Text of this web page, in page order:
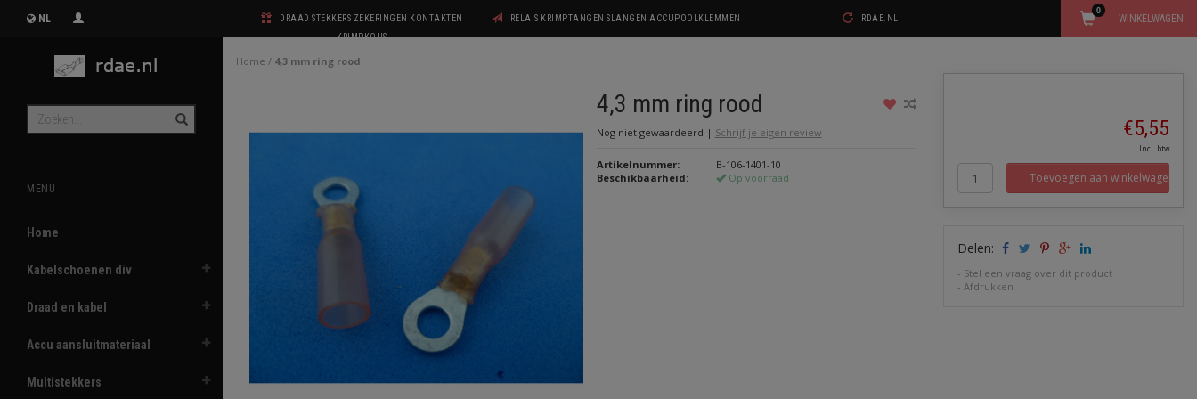
NL
DRAAD STEKKERS ZEKERINGEN KONTAKTEN
KRIMPKOUS
RELAIS KRIMPTANGEN SLANGEN ACCUPOOLKLEMMEN RDAE.NL WINKELWAGEN
0
MENU
Home
Kabelschoenen div
Draad en kabel
Accu aansluitmateriaal
Multistekkers
Home / 4,3 mm ring rood
4,3 mm ring rood
Nog niet gewaardeerd | Schrijf je eigen review
Artikelnummer:
B-106-1401-10
Beschikbaarheid:
Op voorraad
€5,55
Incl. btw
Toevoegen aan winkelwagen
Delen:
- Stel een vraag over dit product
-Afdrukken